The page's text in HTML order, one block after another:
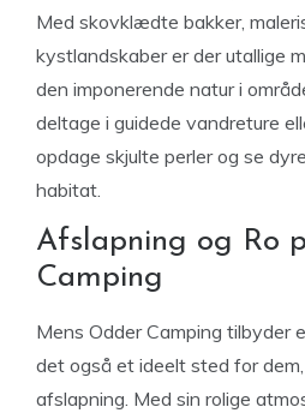
Med skovklædte bakker,
kystlandskaber er der utallige
den imponerende natur i
deltage i guidede vandreture
opdage skjulte perler og se
habitat.
Afslapning og Ro
Camping
Mens Odder Camping
det også et ideelt sted for
afslapning. Med sin rolige